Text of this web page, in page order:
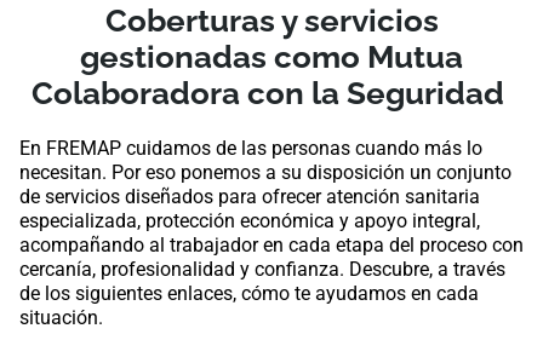
Coberturas y servicios
gestionadas como Mutua
Colaboradora con la Seguridad
En FREMAP cuidamos de las personas cuando más lo
necesitan. Por eso ponemos a su disposición un conjunto
de servicios diseñados para ofrecer atención sanitaria
especializada, protección económica y apoyo integral,
acompañando al trabajador en cada etapa del proceso con
cercanía, profesionalidad y confianza. Descubre, a través
de los siguientes enlaces, cómo te ayudamos en cada
situación.